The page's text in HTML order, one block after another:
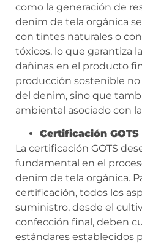
como la generación de
denim de tela orgánica
con tintes naturales o
tóxicos, lo que garantiza
dañinas en el producto
producción sostenible no
del denim, sino que
ambiental asociado con
Certificación GOTS
La certificación GOTS
fundamental en el
denim de tela orgánica.
certificación, todos los
suministro, desde el
confección final, deben
estándares establecidos